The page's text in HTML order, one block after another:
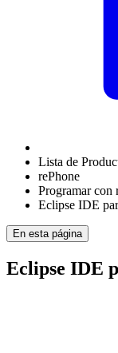
Lista de
rePhone
Programar con
Eclipse IDE
En esta página
Eclipse IDE